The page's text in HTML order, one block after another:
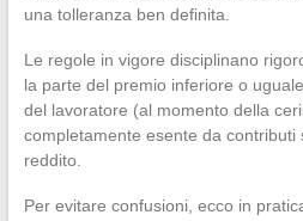
una tolleranza ben definita.
Le regole in vigore disciplinano
la parte del premio inferiore o
del lavoratore (al momento della
completamente esente da contributi
reddito.
Per evitare confusioni, ecco in